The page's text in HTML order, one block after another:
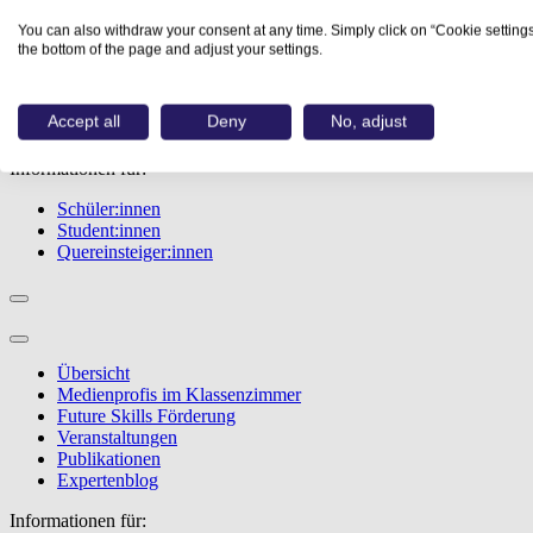
Übersicht
Berufe
Studiengänge
Berufstest
Bewerbungstipps
Informationen für:
Schüler:innen
Student:innen
Quereinsteiger:innen
Übersicht
Medienprofis im Klassenzimmer
Future Skills Förderung
Veranstaltungen
Publikationen
Expertenblog
Informationen für:
You can also withdraw your consent at any time. Simply click on “Cookie
the bottom of the page and adjust your settings.
Accept all Deny No, adjust